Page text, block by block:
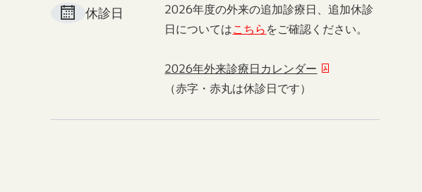
休診日
2026年度の外来の追加診療日、追加休診
日についてはこちらをご確認ください。
2026年外来診療日カレンダー
（赤字・赤丸は休診日です）